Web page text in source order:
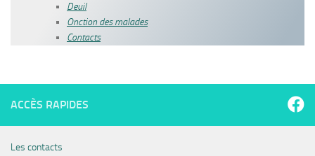
Deuil
Onction des malades
Contacts
ACCÈS RAPIDES
Les contacts